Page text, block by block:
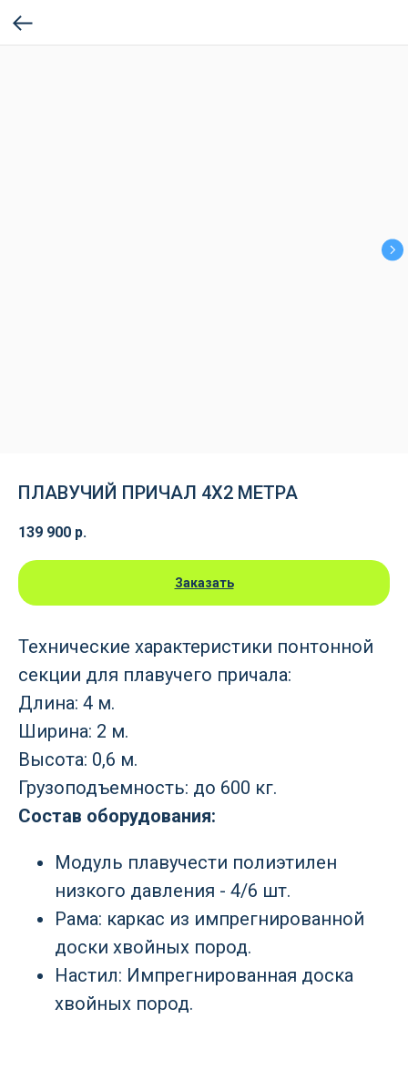
ПЛАВУЧИЙ ПРИЧАЛ 4Х2 МЕТРА
139 900 р.
Заказать
Технические характеристики понтонной
секции для плавучего причала:
Длина: 4 м.
Ширина: 2 м.
Высота: 0,6 м.
Грузоподъемность: до 600 кг.
Состав оборудования:
Модуль плавучести полиэтилен
низкого давления - 4/6 шт.
Рама: каркас из импрегнированной
доски хвойных пород.
Настил: Импрегнированная доска
хвойных пород.